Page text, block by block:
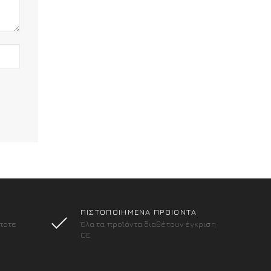
ΠΙΣΤΟΠΟΙΗΜΕΝΑ ΠΡΟΙΟΝΤΑ
Όλα τα προϊόντα διαθέτουν έγκριση
CE